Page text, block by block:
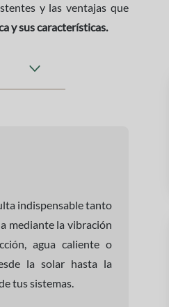
y las ventajas que
y sus características.
indispensable tanto
mediante la vibración
agua caliente o
la solar hasta la
tus sistemas.